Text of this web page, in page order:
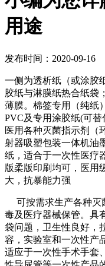
用途
发布时间：2020-09-16
一侧为透析纸（或涂胶
胶纸与淋膜纸热合纸袋
薄膜。棉签专用（纯纸
PVC及专用涂胶纸(可替
医用各种灭菌指示剂（
射器吸塑包装一体机油
纸，适合于一次性医疗
版柔版印刷均可，医用
大，抗暴能力强
可按需求生产各种灭
毒及医疗器械保管。具
袋问题，卫生性良好，
容，实验室和一次性产
适应于一次性手术手套